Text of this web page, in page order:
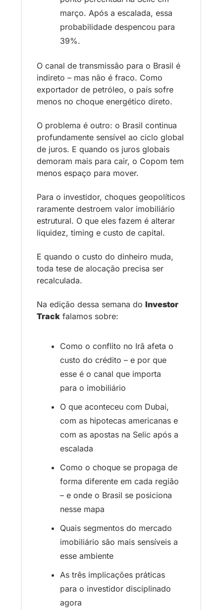
março. Após a escalada, essa
probabilidade despencou para
39%.
O canal de transmissão para o Brasil é
indireto – mas não é fraco. Como
exportador de petróleo, o país sofre
menos no choque energético direto.
O problema é outro: o Brasil continua
profundamente sensível ao ciclo global
de juros. E quando os juros globais
demoram mais para cair, o Copom tem
menos espaço para mover.
Para o investidor, choques geopolíticos
raramente destroem valor imobiliário
estrutural. O que eles fazem é alterar
liquidez, timing e custo de capital.
E quando o custo do dinheiro muda,
toda tese de alocação precisa ser
recalculada.
Na edição dessa semana do Investor
Track falamos sobre:
Como o conflito no Irã afeta o
custo do crédito – e por que
esse é o canal que importa
para o imobiliário
O que aconteceu com Dubai,
com as hipotecas americanas e
com as apostas na Selic após a
escalada
Como o choque se propaga de
forma diferente em cada região
– e onde o Brasil se posiciona
nesse mapa
Quais segmentos do mercado
imobiliário são mais sensíveis a
esse ambiente
As três implicações práticas
para o investidor disciplinado
agora